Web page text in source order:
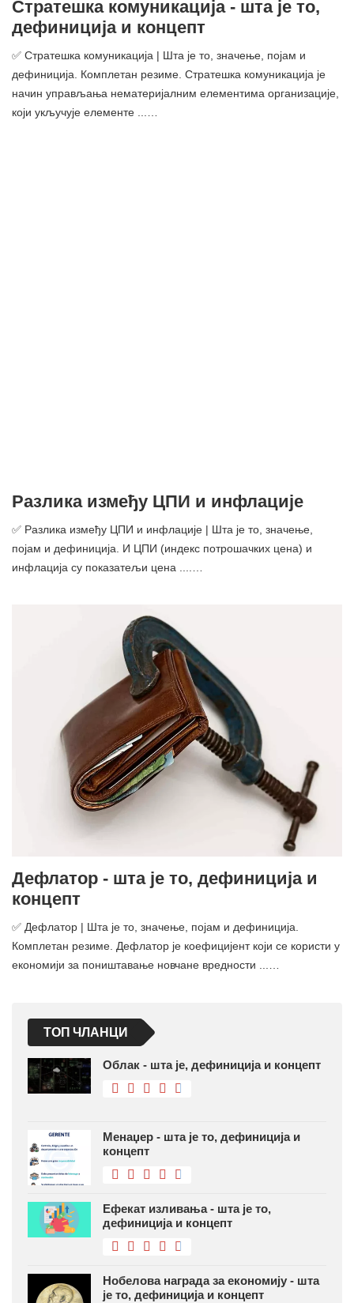
Стратешка комуникација - шта је то,
дефиниција и концепт
✅ Стратешка комуникација | Шта је то, значење, појам и
дефиниција. Комплетан резиме. Стратешка комуникација је
начин управљања нематеријалним елементима организације,
који укључује елементе ...…
Разлика између ЦПИ и инфлације
✅ Разлика између ЦПИ и инфлације | Шта је то, значење,
појам и дефиниција. И ЦПИ (индекс потрошачких цена) и
инфлација су показатељи цена ....…
Дефлатор - шта је то, дефиниција и
концепт
✅ Дефлатор | Шта је то, значење, појам и дефиниција.
Комплетан резиме. Дефлатор је коефицијент који се користи у
економији за поништавање новчане вредности ...…
ТОП ЧЛАНЦИ
Облак - шта је, дефиниција и концепт
Менаџер - шта је то, дефиниција и
концепт
Ефекат изливања - шта је то,
дефиниција и концепт
Нобелова награда за економију - шта
је то, дефиниција и концепт